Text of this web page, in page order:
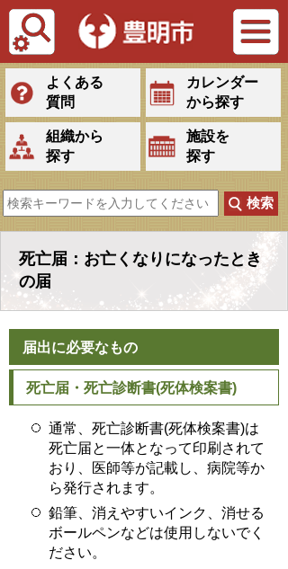
Tiếng Việt
よくある
質問
カレンダー
から探す
組織から
探す
施設を
探す
死亡届：お亡くなりになったとき
の届
届出に必要なもの
死亡届・死亡診断書(死体検案書)
通常、死亡診断書(死体検案書)は
死亡届と一体となって印刷されて
おり、医師等が記載し、病院等か
ら発行されます。
鉛筆、消えやすいインク、消せる
ボールペンなどは使用しないでく
ださい。